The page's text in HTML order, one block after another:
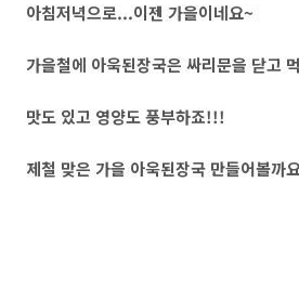
아침저녁으로...이젠 가을이네요~
가을철에 아욱된장국은 싸리문을 닫고
맛도 있고 영양도 풍부하죠!!!
제철 맞은 가을 아욱된장국 만들어볼까